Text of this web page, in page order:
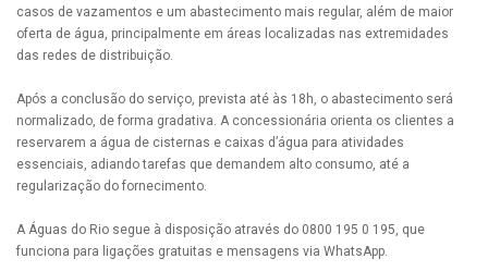
casos de vazamentos e um abastecimento mais regular, além de maior
oferta de água, principalmente em áreas localizadas nas extremidades
das redes de distribuição.
Após a conclusão do serviço, prevista até às 18h, o abastecimento será
normalizado, de forma gradativa. A concessionária orienta os clientes a
reservarem a água de cisternas e caixas d’água para atividades
essenciais, adiando tarefas que demandem alto consumo, até a
regularização do fornecimento.
A Águas do Rio segue à disposição através do 0800 195 0 195, que
funciona para ligações gratuitas e mensagens via WhatsApp.